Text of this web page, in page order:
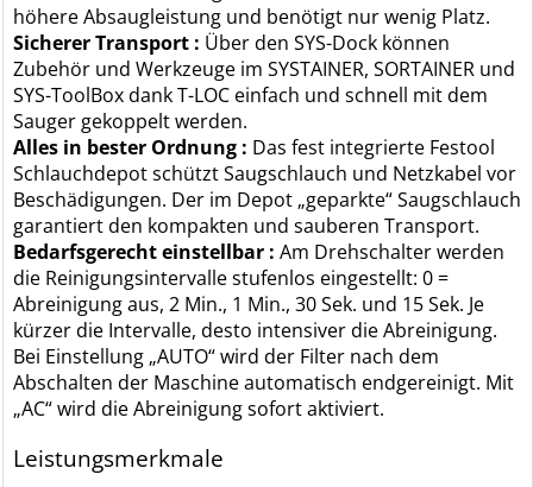
höhere Absaugleistung und benötigt nur wenig Platz.
Sicherer Transport : Über den SYS-Dock können
Zubehör und Werkzeuge im SYSTAINER, SORTAINER und
SYS-ToolBox dank T-LOC einfach und schnell mit dem
Sauger gekoppelt werden.
Alles in bester Ordnung : Das fest integrierte Festool
Schlauchdepot schützt Saugschlauch und Netzkabel vor
Beschädigungen. Der im Depot „geparkte“ Saugschlauch
garantiert den kompakten und sauberen Transport.
Bedarfsgerecht einstellbar :Am Drehschalter werden
die Reinigungsintervalle stufenlos eingestellt: 0 =
Abreinigung aus, 2 Min., 1 Min., 30 Sek. und 15 Sek. Je
kürzer die Intervalle, desto intensiver die Abreinigung.
Bei Einstellung „AUTO“ wird der Filter nach dem
Abschalten der Maschine automatisch endgereinigt. Mit
„AC“ wird die Abreinigung sofort aktiviert.
Leistungsmerkmale